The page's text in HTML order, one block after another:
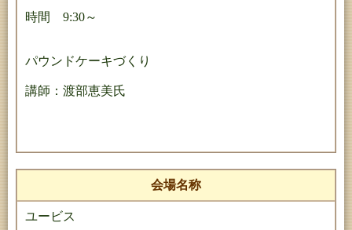
時間 9:30～
パウンドケーキづくり
講師：渡部恵美氏
会場名称
ユービス